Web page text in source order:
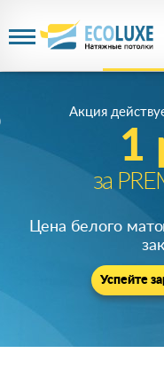
1
за
Акция
Цена белого
Успейте